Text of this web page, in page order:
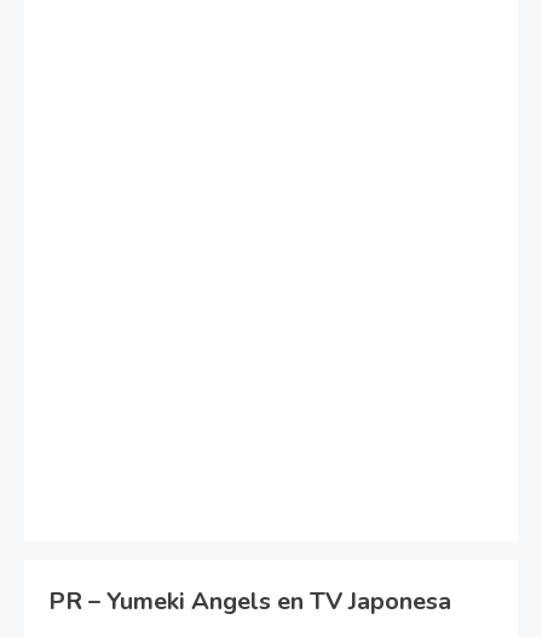
PR – Yumeki Angels en TV Japonesa